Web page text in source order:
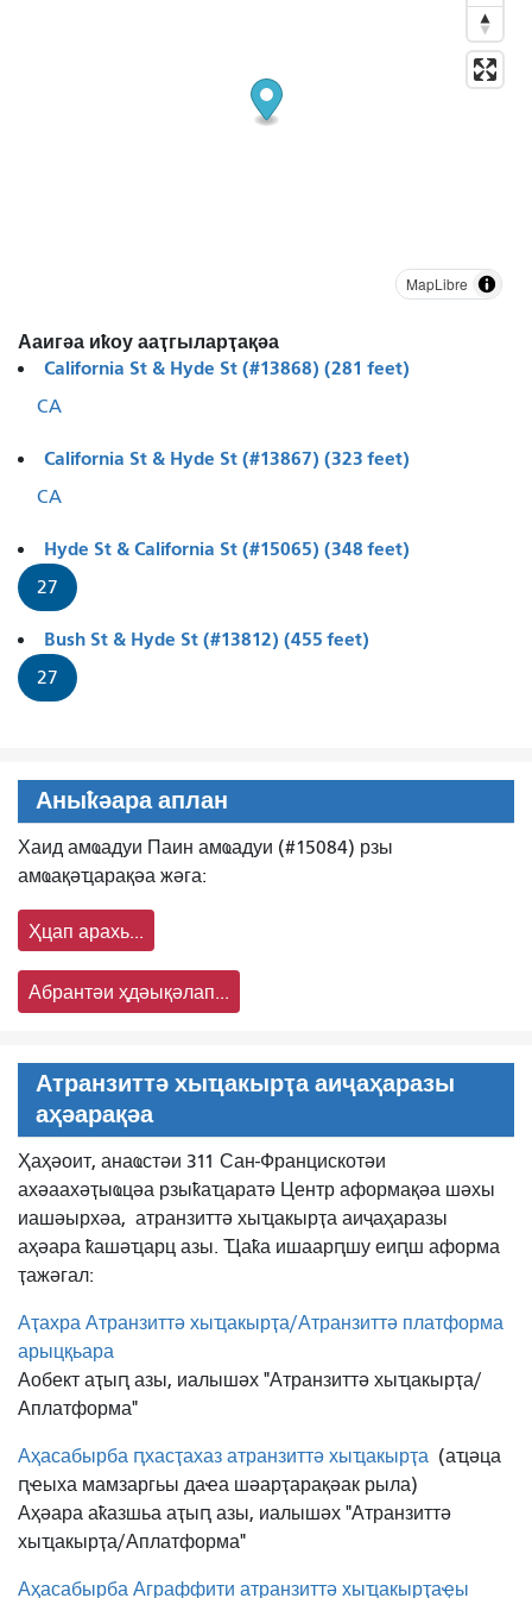
MapLibre
Ааигәа иҟоу ааҭгыларҭақәа
California St & Hyde St (#13868) (281 feet)
CA
California St & Hyde St (#13867) (323 feet)
CA
Hyde St & California St (#15065) (348 feet)
27
Bush St & Hyde St (#13812) (455 feet)
27
Аныҟәара аплан
Хаид амҩадуи Паин амҩадуи (#15084) рзы
амҩақәҵарақәа жәга:
Ҳцап арахь...
Абрантәи ҳдәықәлап...
Атранзиттә хыҵакырҭа аиҷаҳаразы
аҳәарақәа
Ҳаҳәоит, анаҩстәи 311 Сан-Францискотәи
ахәаахәҭыҩцәа рзыҟаҵаратә Центр аформақәа шәхы
иашәырхәа, атранзиттә хыҵакырҭа аиҷаҳаразы
аҳәара ҟашәҵарц азы. Ҵаҟа ишаарԥшу еиԥш аформа
ҭажәгал:
Аҭахра Атранзиттә хыҵакырҭа/Атранзиттә платформа
арыцқьара
Аобект аҭыԥ азы, иалышәх "Атранзиттә хыҵакырҭа/
Аплатформа"
Аҳасабырба ԥхасҭахаз атранзиттә хыҵакырҭа (аҵәца
ԥҽыха мамзаргьы даҽа шәарҭарақәак рыла)
Аҳәара аҟазшьа аҭыԥ азы, иалышәх "Атранзиттә
хыҵакырҭа/Аплатформа"
Аҳасабырба Аграффити атранзиттә хыҵакырҭаҿы